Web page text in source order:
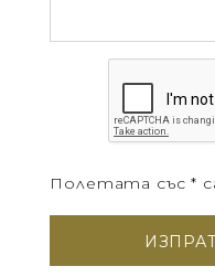
Полетата със *